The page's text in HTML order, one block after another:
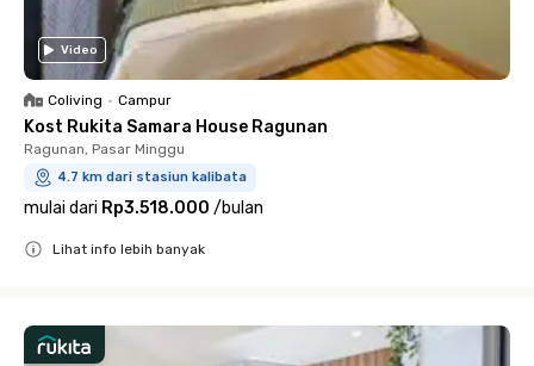
Video
Coliving • Campur
Kost Rukita Samara House Ragunan
Ragunan, Pasar Minggu
4.7 km dari stasiun kalibata
mulai dari Rp3.518.000 /bulan
Lihat info lebih banyak